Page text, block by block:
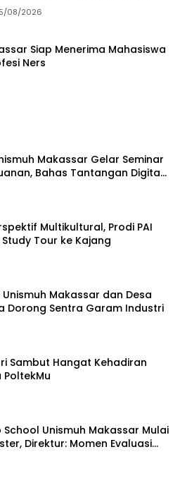
08/2026
Siap Menerima Mahasiswa
Ners
Makassar Gelar Seminar
Bahas Tantangan Digital
Lokal
Multikultural, Prodi PAI
Study Tour ke Kajang
Makassar dan Desa
Dorong Sentra Garam Industri
Sambut Hangat Kehadiran
PoltekMu
School Unismuh Makassar Mulai
Direktur: Momen Evaluasi